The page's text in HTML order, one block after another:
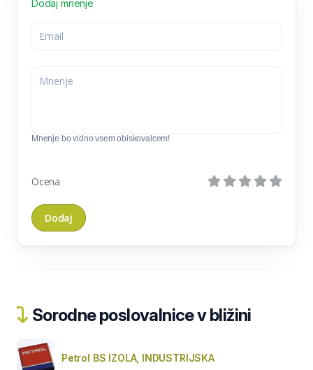
Dodaj mnenje
Mnenje bo vidno vsem obiskovalcem!
Ocena
Sorodne poslovalnice v bližini
Petrol BS IZOLA, INDUSTRIJSKA